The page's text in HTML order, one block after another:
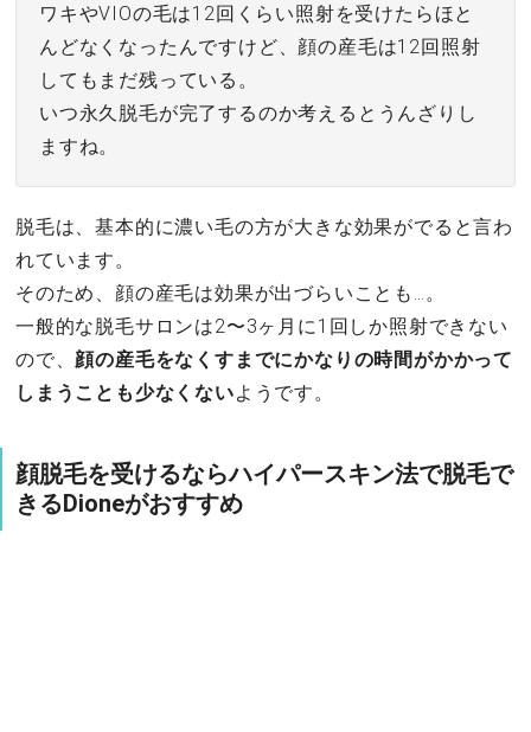
ワキやVIOの毛は12回くらい照射を受けたらほと
んどなくなったんですけど、顔の産毛は12回照射
してもまだ残っている。
いつ永久脱毛が完了するのか考えるとうんざりし
ますね。
脱毛は、基本的に濃い毛の方が大きな効果がでると言わ
れています。
そのため、顔の産毛は効果が出づらいことも…。
一般的な脱毛サロンは2〜3ヶ月に1回しか照射できない
ので、 顔の産毛をなくすまでにかなりの時間がかかって
しまうことも少なくないようです。
顔脱毛を受けるならハイパースキン法で脱毛で
きるDioneがおすすめ